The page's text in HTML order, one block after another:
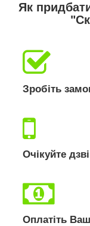
Як
Зробіть
Очікуйте
Оплатіть